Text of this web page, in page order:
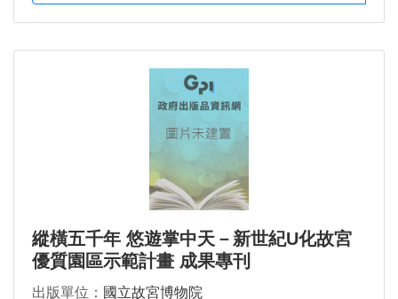
縱橫五千年 悠遊掌中天－新世紀U化故宮
優質園區示範計畫 成果專刊
出版單位： 國立故宮博物院